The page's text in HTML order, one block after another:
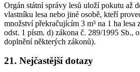
Orgán státní správy lesů uloží pokutu až
vlastníku lesa nebo jiné osobě, kteří
množství překračujícím 3 m³ na 1 ha lesa
odst. 1 písm. d) zákona č. 289/1995 Sb.,
doplnění některých zákonů).
21. Nejčastější dotazy